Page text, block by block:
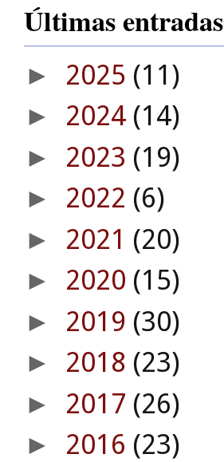
Últimas entradas
► 2025 (11)
► 2024 (14)
► 2023 (19)
► 2022 (6)
► 2021 (20)
► 2020 (15)
► 2019 (30)
► 2018 (23)
► 2017 (26)
► 2016 (23)